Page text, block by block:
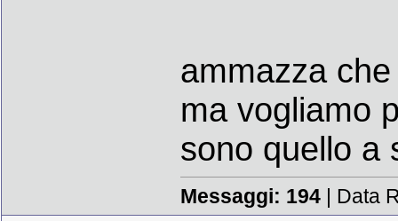
ammazza
ma vogliamo
sono quello a
Messaggi: 194 | Data